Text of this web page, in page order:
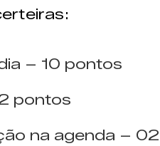
– 10 pontos
pontos
na agenda –